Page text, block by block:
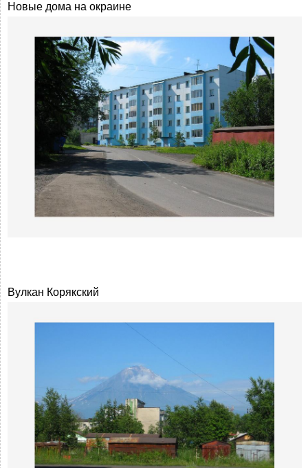
Новые дома на окраине
Вулкан Корякский